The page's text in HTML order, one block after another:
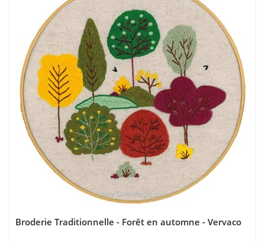
Broderie Traditionnelle - Forêt en automne - Vervaco